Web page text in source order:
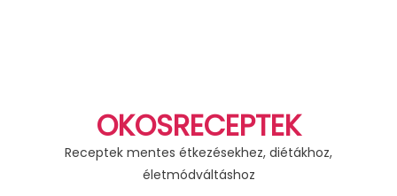
OKOSRECEPTEK
Receptek mentes étkezésekhez, diétákhoz,
életmódváltáshoz